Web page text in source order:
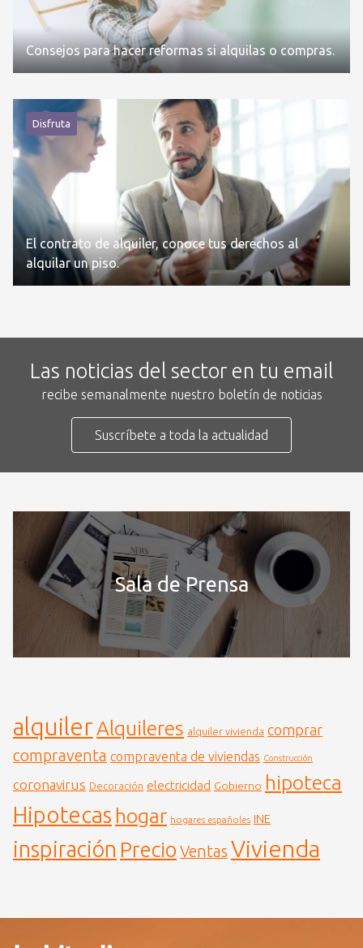
Consejos para hacer reformas si alquilas o compras.
Disfruta
El contrato de alquiler, conoce tus derechos al
alquilar un piso.
Las noticias del sector en tu email
recibe semanalmente nuestro boletín de noticias
Suscríbete a toda la actualidad
Sala de Prensa
alquiler Alquileres alquiler vivienda comprar
compraventa compraventa de viviendas Construcción
coronavirus Decoración electricidad Gobierno hipoteca
Hipotecas hogar hogares españoles INE
inspiración Precio Ventas Vivienda